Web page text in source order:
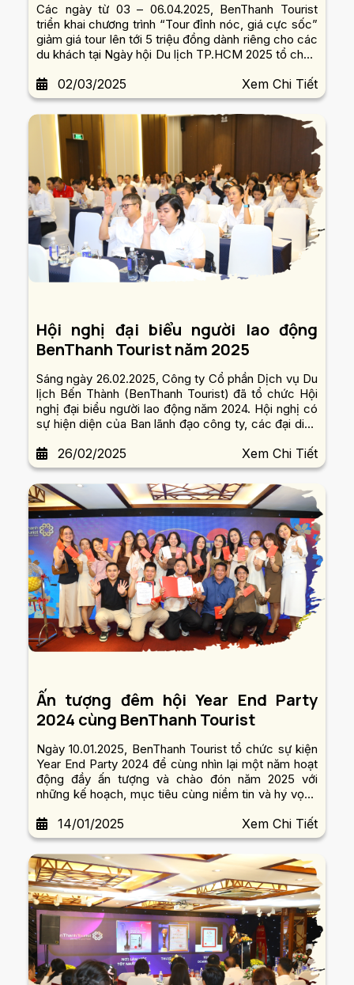
Các ngày từ 03 – 06.04.2025, BenThanh Tourist
triển khai chương trình “Tour đỉnh nóc, giá cực sốc”
giảm giá tour lên tới 5 triệu đồng dành riêng cho các
du khách tại Ngày hội Du lịch TP.HCM 2025 tổ chức
02/03/2025 Xem Chi Tiết
Hội nghị đại biểu người lao động
BenThanh Tourist năm 2025
Sáng ngày 26.02.2025, Công ty Cổ phần Dịch vụ Du
lịch Bến Thành (BenThanh Tourist) đã tổ chức Hội
nghị đại biểu người lao động năm 2024. Hội nghị có
sự hiện diện của Ban lãnh đạo công ty, các đại diện
cho tập thể người lao động BenThanh Tourist.
26/02/2025 Xem Chi Tiết
Ấn tượng đêm hội Year End Party
2024 cùng BenThanh Tourist
Ngày 10.01.2025, BenThanh Tourist tổ chức sự kiện
Year End Party 2024 để cùng nhìn lại một năm hoạt
động đầy ấn tượng và chào đón năm 2025 với
những kế hoạch, mục tiêu cùng niềm tin và hy vọng
14/01/2025 Xem Chi Tiết